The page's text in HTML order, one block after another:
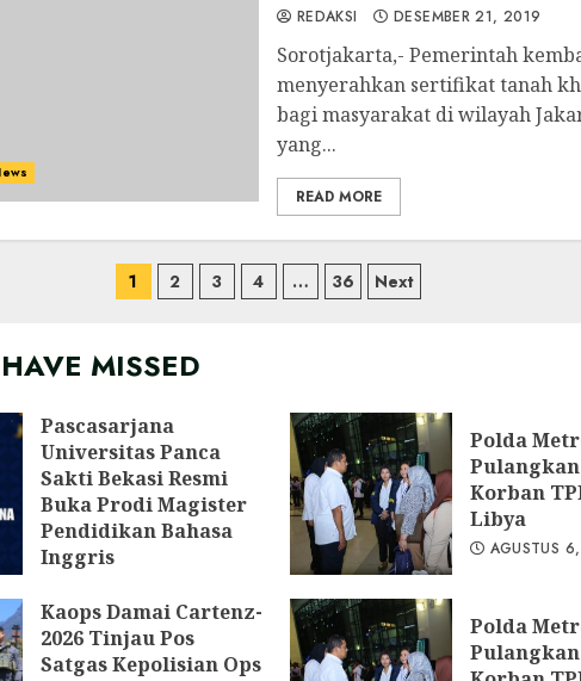
REDAKSI DESEMBER 21, 2019
Sorotjakarta,- Pemerintah
menyerahkan sertifikat tanah
bagi masyarakat di wilayah
yang...
READ MORE
Paginasi
1 2 3 4 … 36 Next
MISSED
Pascasarjana
Universitas Panca
Sakti Bekasi Resmi
Buka Prodi Magister
Pendidikan Bahasa
Inggris
Polda
Korban
Libya
AGUSTUS
Kaops Damai Cartenz-
2026 Tinjau Pos
Satgas Kepolisian Ops
Polda